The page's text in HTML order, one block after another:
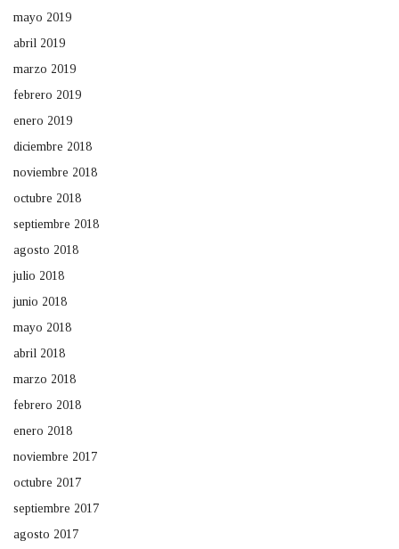
mayo 2019
abril 2019
marzo 2019
febrero 2019
enero 2019
diciembre 2018
noviembre 2018
octubre 2018
septiembre 2018
agosto 2018
julio 2018
junio 2018
mayo 2018
abril 2018
marzo 2018
febrero 2018
enero 2018
noviembre 2017
octubre 2017
septiembre 2017
agosto 2017